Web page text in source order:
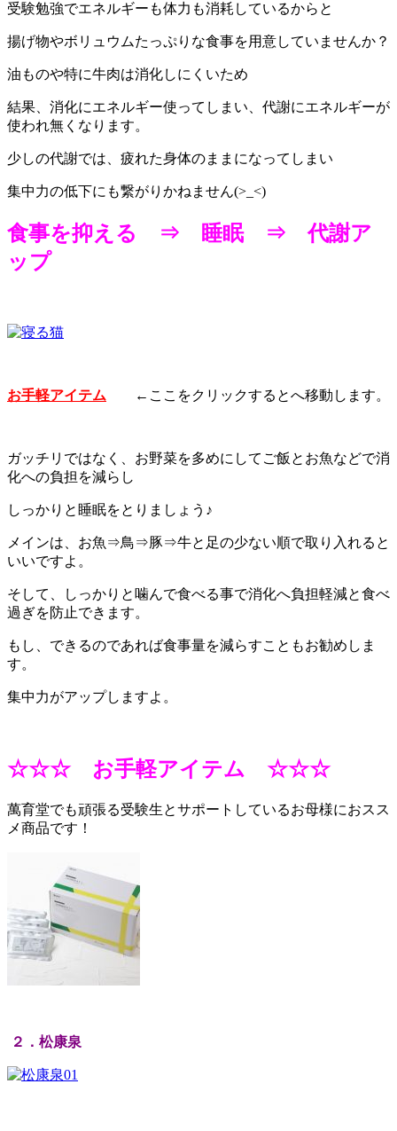
受験勉強でエネルギーも体力も消耗しているからと
揚げ物やボリュウムたっぷりな食事を用意していませんか？
油ものや特に牛肉は消化しにくいため
結果、消化にエネルギー使ってしまい、代謝にエネルギーが
使われ無くなります。
少しの代謝では、疲れた身体のままになってしまい
集中力の低下にも繋がりかねません(>_<)
食事を抑える ⇒ 睡眠 ⇒ 代謝ア
ップ
お手軽アイテム ←ここをクリックするとへ移動します。
ガッチリではなく、お野菜を多めにしてご飯とお魚などで消
化への負担を減らし
しっかりと睡眠をとりましょう♪
メインは、お魚⇒鳥⇒豚⇒牛と足の少ない順で取り入れると
いいですよ。
そして、しっかりと噛んで食べる事で消化へ負担軽減と食べ
過ぎを防止できます。
もし、できるのであれば食事量を減らすこともお勧めしま
す。
集中力がアップしますよ。
☆☆☆ お手軽アイテム ☆☆☆
萬育堂でも頑張る受験生とサポートしているお母様におスス
メ商品です！
２．松康泉